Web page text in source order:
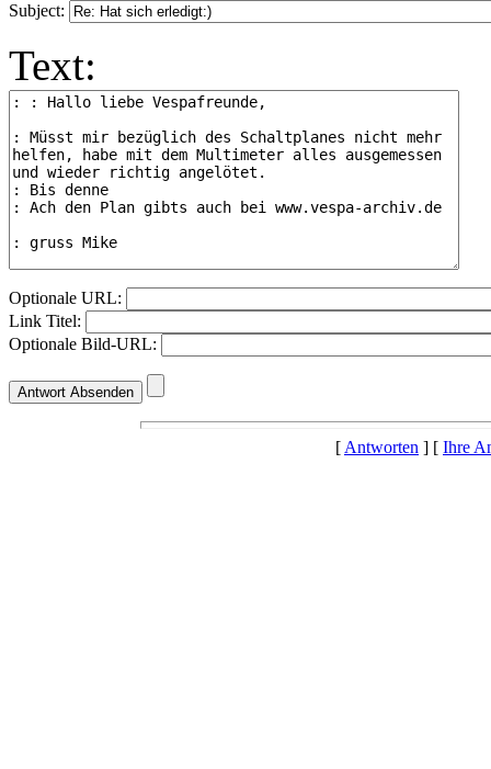
Subject:
Text:
Optionale URL:
Link Titel:
Optionale Bild-URL:
[Antworten ] [ Ihre